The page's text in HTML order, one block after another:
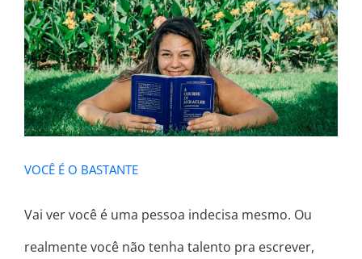
VOCÊ É O BASTANTE
VOCÊ É O BASTANTE
Vai ver você é uma pessoa indecisa mesmo. Ou
realmente você não tenha talento pra escrever,